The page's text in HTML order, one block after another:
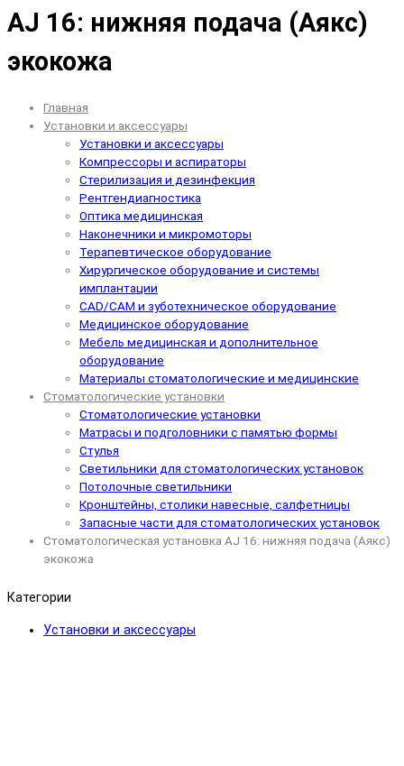
AJ 16: нижняя подача (Аякс)
экокожа
Главная
Установки и аксессуары
Установки и аксессуары
Компрессоры и аспираторы
Стерилизация и дезинфекция
Рентгендиагностика
Оптика медицинская
Наконечники и микромоторы
Терапевтическое оборудование
Хирургическое оборудование и системы
имплантации
CAD/CAM и зуботехническое оборудование
Медицинское оборудование
Мебель медицинская и дополнительное
оборудование
Материалы стоматологические и медицинские
Стоматологические установки
Стоматологические установки
Матрасы и подголовники с памятью формы
Стулья
Светильники для стоматологических установок
Потолочные светильники
Кронштейны, столики навесные, салфетницы
Запасные части для стоматологических установок
Стоматологическая установка AJ 16: нижняя подача (Аякс)
экокожа
Категории
Установки и аксессуары